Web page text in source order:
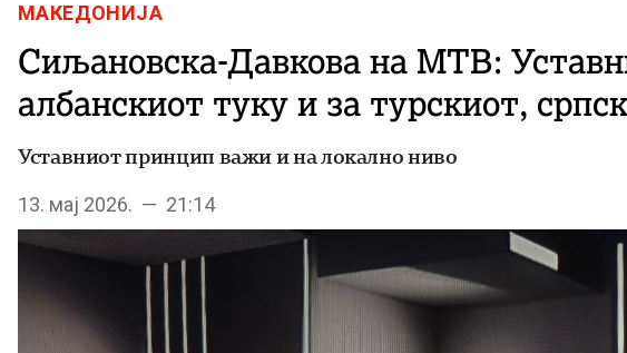
МАКЕДОНИЈА
Сиљановска-Давкова на МТВ:
албанскиот туку и за турскиот,
Уставниот принцип важи и на локално ниво
13. мај 2026. — 21:14